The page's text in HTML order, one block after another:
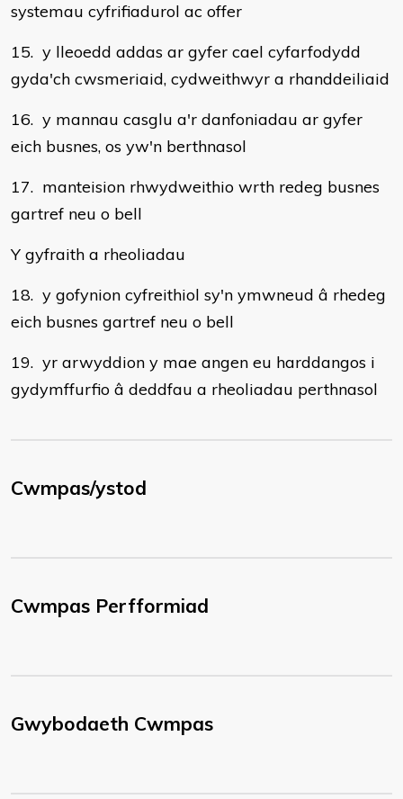
systemau cyfrifiadurol ac offer
15. y lleoedd addas ar gyfer cael cyfarfodydd
gyda'ch cwsmeriaid, cydweithwyr a rhanddeiliaid
16. y mannau casglu a'r danfoniadau ar gyfer
eich busnes, os yw'n berthnasol
17. manteision rhwydweithio wrth redeg busnes
gartref neu o bell
Y gyfraith a rheoliadau
18. y gofynion cyfreithiol sy'n ymwneud â rhedeg
eich busnes gartref neu o bell
19. yr arwyddion y mae angen eu harddangos i
gydymffurfio â deddfau a rheoliadau perthnasol
Cwmpas/ystod
Cwmpas Perfformiad
Gwybodaeth Cwmpas